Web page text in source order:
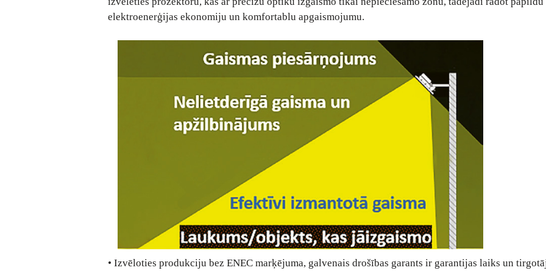
elektroenerģijas ekonomiju un komfortablu apgaismojumu.
• Izvēloties produkciju bez ENEC marķējuma, galvenais drošības garants ir garantijas laiks un